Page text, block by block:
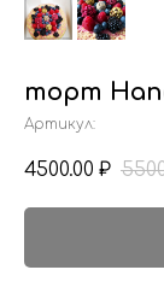
торт
Артикул:
4500.00 ₽